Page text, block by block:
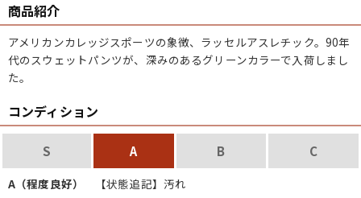
Search by Sizeサイズから探す（メンズ）
ジャケット XS S M L XL
スウェット
長袖シャツ XS S M L XL
半袖シャツ XS S M L XL
商品紹介
アメリカンカレッジスポーツの象徴、ラッセルアスレチック。90年
代のスウェットパンツが、深みのあるグリーンカラーで入荷しまし
た。
コンディション
S A B C
A（程度良好） 【状態追記】汚れ